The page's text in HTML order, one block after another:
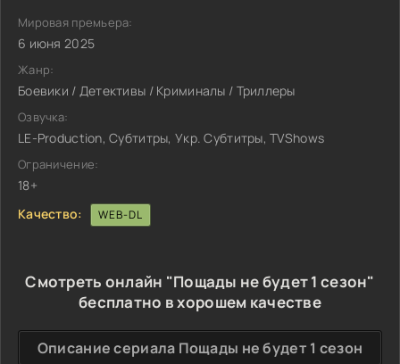
Мировая премьера:
6 июня 2025
Жанр:
Боевики / Детективы / Криминалы / Триллеры
Озвучка:
LE-Production, Субтитры, Укр. Субтитры, TVShows
Ограничение:
18+
Качество:
WEB-DL
Смотреть онлайн "Пощады не будет 1 сезон"
бесплатно в хорошем качестве
Описание сериала Пощады не будет 1 сезон